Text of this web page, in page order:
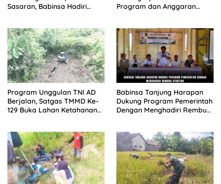
Sasaran, Babinsa Hadiri
Program dan Anggaran
Program Unggulan TNI AD
Berjalan, Satgas TMMD Ke-
129 Buka Lahan Ketahanan
Babinsa Tanjung Harapan
Dukung Program Pemerintah
Dengan Menghadiri Rembug